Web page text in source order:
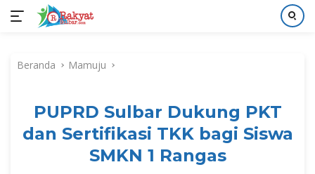
kontenBeranda Mamuju
PUPRD Sulbar Dukung PKT
dan Sertifikasi TKK bagi Siswa
SMKN 1 Rangas